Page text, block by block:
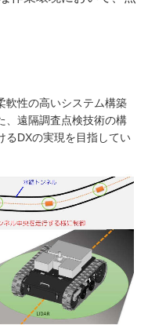
性の高いシステム構築
、遠隔調査点検技術の構
るDXの実現を目指してい